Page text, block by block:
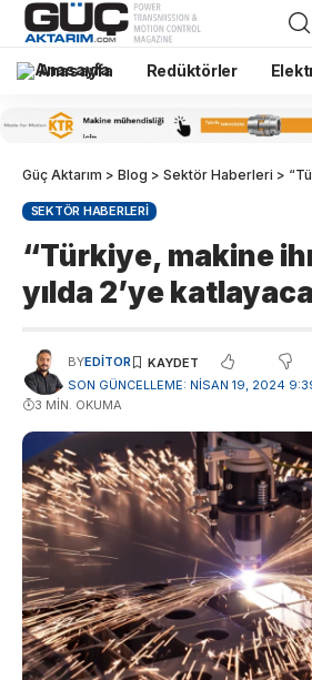
Anasayfa Redüktörler
Güç Aktarım > Blog > Sektör Haberleri >
SEKTÖR HABERLERI
“Türkiye, makine
yılda 2’ye
SON GÜNCELLEME: NISAN 19, 2024
BYEDITOR
3 MIN. OKUMA